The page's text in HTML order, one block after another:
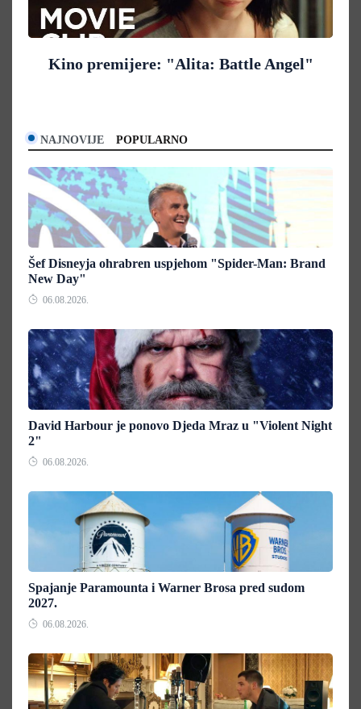
Kino premijere: "Alita: Battle Angel"
NAJNOVIJE POPULARNO
Šef Disneyja ohrabren uspjehom "Spider-Man: Brand
New Day"
06.08.2026.
David Harbour je ponovo Djeda Mraz u "Violent Night
2"
06.08.2026.
Spajanje Paramounta i Warner Brosa pred sudom
2027.
06.08.2026.